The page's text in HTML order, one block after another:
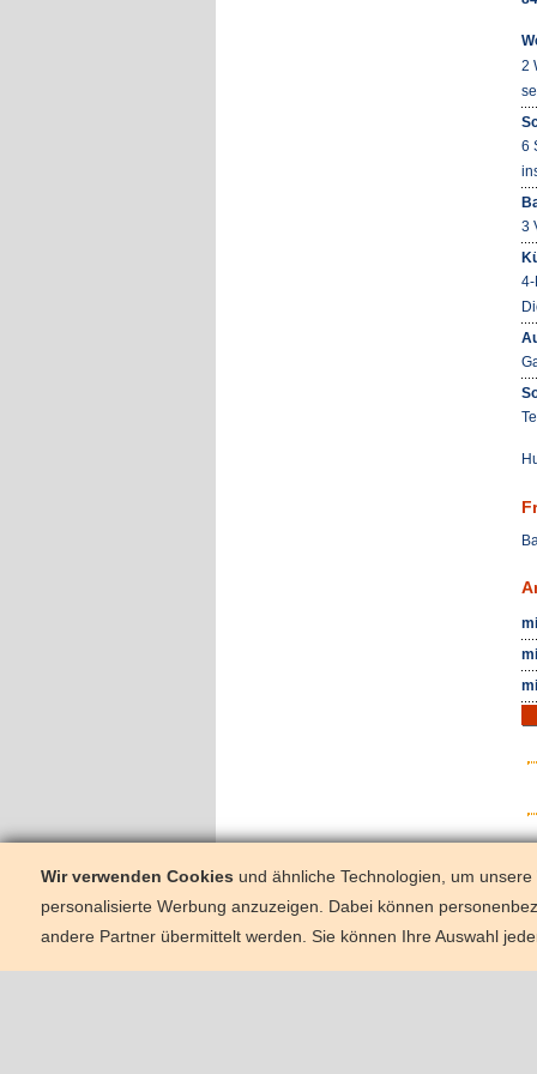
2
6
3
4-
Wir verwenden Cookies und ähnliche Technologien, um
personalisierte Werbung anzuzeigen. Dabei können
andere Partner übermittelt werden. Sie können Ihre Auswahl